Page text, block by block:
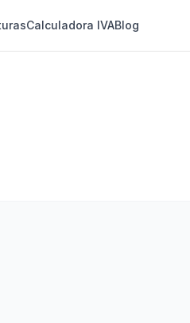
Calculadora IVABlog